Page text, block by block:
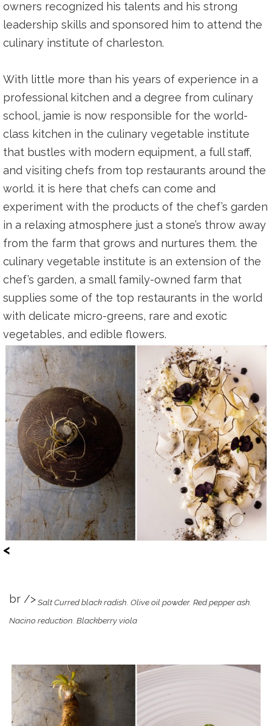
owners recognized his talents and his strong
leadership skills and sponsored him to attend the
culinary institute of charleston.
With little more than his years of experience in a
professional kitchen and a degree from culinary
school, jamie is now responsible for the world-
class kitchen in the culinary vegetable institute
that bustles with modern equipment, a full staff,
and visiting chefs from top restaurants around the
world. it is here that chefs can come and
experiment with the products of the chef’s garden
in a relaxing atmosphere just a stone’s throw away
from the farm that grows and nurtures them. the
culinary vegetable institute is an extension of the
chef’s garden, a small family-owned farm that
supplies some of the top restaurants in the world
with delicate micro-greens, rare and exotic
vegetables, and edible flowers.
<
br />Salt Curred black radish. Olive oil powder. Red pepper ash.
Nacino reduction. Blackberry viola